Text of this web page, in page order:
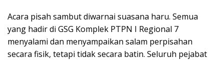
Acara pisah sambut diwarnai suasana haru. Semua
yang hadir di GSG Komplek PTPN I Regional 7
menyalami dan menyampaikan salam perpisahan
secara fisik, tetapi tidak secara batin. Seluruh pejabat